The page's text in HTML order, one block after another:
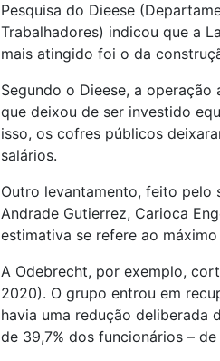
Pesquisa do Dieese
Trabalhadores) indicou que a
mais atingido foi o da
Segundo o Dieese, a
que deixou de ser investido
isso, os cofres públicos
salários.
Outro levantamento, feito pelo
Andrade Gutierrez, Carioca
estimativa se refere ao
A Odebrecht, por exemplo,
2020). O grupo entrou em
havia uma redução deliberada
de 39,7% dos funcionários –